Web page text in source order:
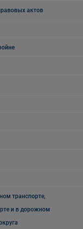
актов
транспорте,
и в дорожном